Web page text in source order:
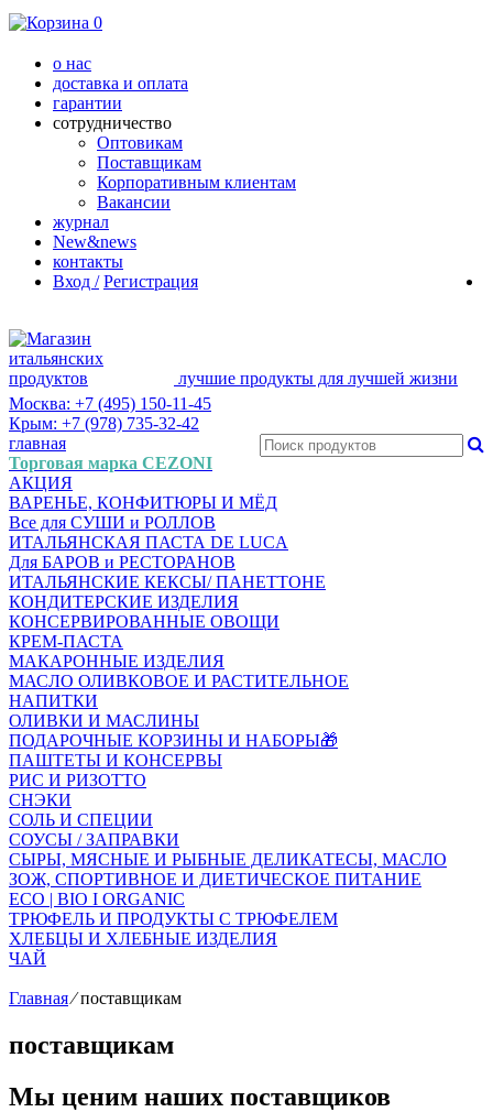
0
о нас
доставка и оплата
гарантии
сотрудничество
Оптовикам
Поставщикам
Корпоративным клиентам
Вакансии
журнал
New&news
контакты
Вход / Регистрация
лучшие продукты для лучшей жизни
Москва: +7 (495) 150-11-45
Крым: +7 (978) 735-32-42
главная
Торговая марка CEZONI
АКЦИЯ
ВАРЕНЬЕ, КОНФИТЮРЫ И МЁД
Все для СУШИ и РОЛЛОВ
ИТАЛЬЯНСКАЯ ПАСТА DE LUCA
Для БАРОВ и РЕСТОРАНОВ
ИТАЛЬЯНСКИЕ КЕКСЫ/ ПАНЕТТОНЕ
КОНДИТЕРСКИЕ ИЗДЕЛИЯ
КОНСЕРВИРОВАННЫЕ ОВОЩИ
КРЕМ-ПАСТА
МАКАРОННЫЕ ИЗДЕЛИЯ
МАСЛО ОЛИВКОВОЕ И РАСТИТЕЛЬНОЕ
НАПИТКИ
ОЛИВКИ И МАСЛИНЫ
ПОДАРОЧНЫЕ КОРЗИНЫ И НАБОРЫ🎁
ПАШТЕТЫ И КОНСЕРВЫ
РИС И РИЗОТТО
СНЭКИ
СОЛЬ И СПЕЦИИ
СОУСЫ / ЗАПРАВКИ
СЫРЫ, МЯСНЫЕ И РЫБНЫЕ ДЕЛИКАТЕСЫ, МАСЛО
ЗОЖ, СПОРТИВНОЕ И ДИЕТИЧЕСКОЕ ПИТАНИЕ
ECO | BIO I ORGANIC
ТРЮФЕЛЬ И ПРОДУКТЫ С ТРЮФЕЛЕМ
ХЛЕБЦЫ И ХЛЕБНЫЕ ИЗДЕЛИЯ
ЧАЙ
Главная⁄поставщикам
поставщикам
Мы ценим наших поставщиков